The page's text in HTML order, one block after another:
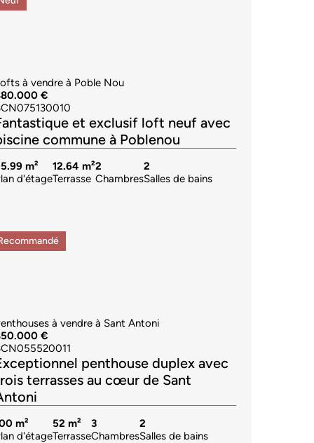
à vendre à Poble Nou
€
et exclusif loft neuf avec
commune à Poblenou
m²
d'étage
12.64 m²
Terrasse
2
Chambres
2
Salles de bains
à vendre à Sant Antoni
€
penthouse duplex avec
terrasses au cœur de Sant
m²
d'étage
52 m²
Terrasse
3
Chambres
2
Salles de bains